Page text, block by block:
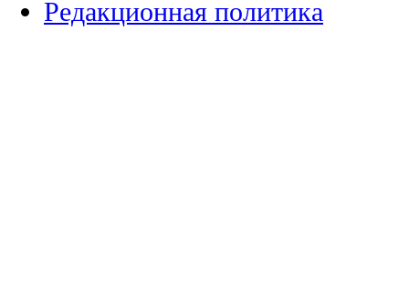
Редакционная политика